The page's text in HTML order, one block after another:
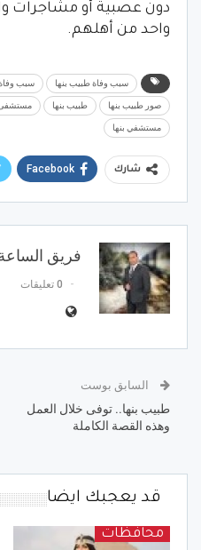
دون عصبية أو مشاجرات
واحد من أهلهم.
سبب وفاة طبيب بنها سبب
صور طبيب بنها طبيب بنها مستشفى
مستشفي بنها
شارك Facebook
فريق
0 تعليقات
السابق بوست
طبيب بنها.. توفى خلال العمل
وهذه القصة الكاملة
قد يعجبك ايضا
محافظات